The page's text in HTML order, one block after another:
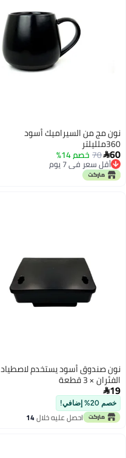
نون مج من السيراميك أسود
360ملليلتر
60
70 خصم 14%
أقل سعر في 7 يوم
أقل سعر في 7 يوم
نون صندوق أسود يستخدم لاصطياد
الفئران × 3 قطعة
19
خصم 20% إضافي!
احصل عليه خلال14